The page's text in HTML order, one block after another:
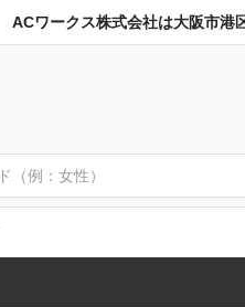
ACワークス株式会社は大阪市港